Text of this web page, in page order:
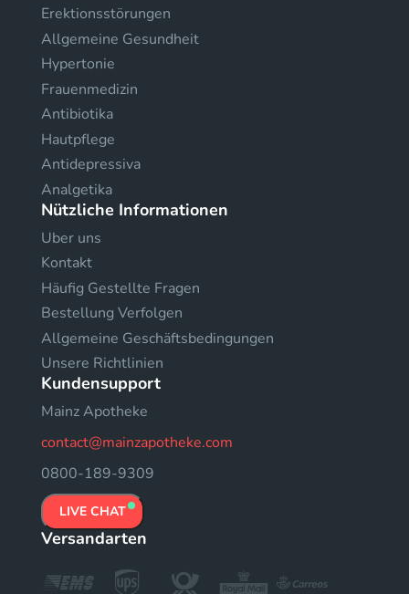
Erektionsstörungen
Allgemeine Gesundheit
Hypertonie
Frauenmedizin
Antibiotika
Hautpflege
Antidepressiva
Analgetika
Nützliche Informationen
Uber uns
Kontakt
Häufig Gestellte Fragen
Bestellung Verfolgen
Allgemeine Geschäftsbedingungen
Unsere Richtlinien
Kundensupport
Mainz Apotheke
contact@mainzapotheke.com
0800-189-9309
LIVE CHAT
Versandarten